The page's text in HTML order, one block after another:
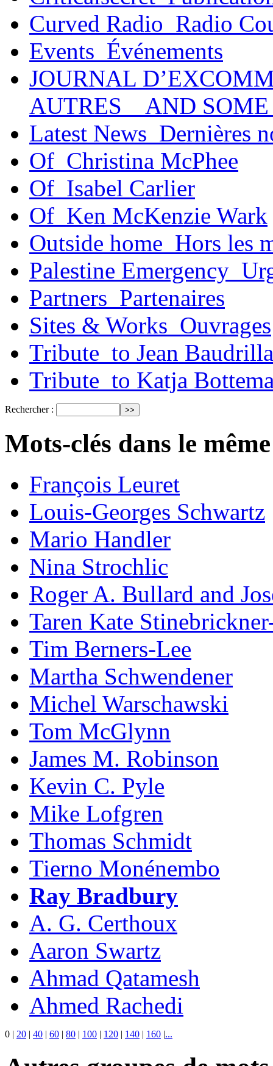
Curved Radio_Radio
Events_Événements
JOURNAL
AUTRES _ AND
Latest News_Dernières
Of_Christina McPhee
Of_Isabel Carlier
Of_Ken McKenzie Wark
Outside home_Hors les
Palestine
Partners_Partenaires
Sites & Works_Ouvrages
Tribute_to Jean
Tribute_to Katja
Rechercher :
Mots-clés dans le
François Leuret
Louis-Georges Schwartz
Mario Handler
Nina Strochlic
Roger A. Bullard and
Taren Kate
Tim Berners-Lee
Martha Schwendener
Michel Warschawski
Tom McGlynn
James M. Robinson
Kevin C. Pyle
Mike Lofgren
Thomas Schmidt
Tierno Monénembo
Ray Bradbury
A. G. Certhoux
Aaron Swartz
Ahmad Qatamesh
Ahmed Rachedi
0 | 20 | 40 | 60 | 80 | 100 | 120 | 140 | 160 |...